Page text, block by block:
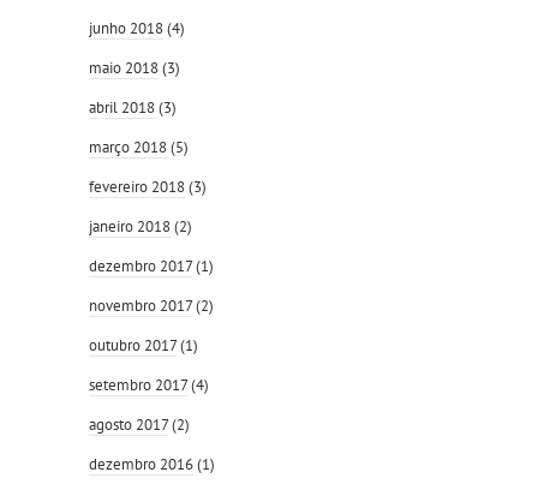
junho 2018(4)
maio 2018(3)
abril 2018(3)
março 2018(5)
fevereiro 2018(3)
janeiro 2018(2)
dezembro 2017(1)
novembro 2017(2)
outubro 2017(1)
setembro 2017(4)
agosto 2017(2)
dezembro 2016(1)